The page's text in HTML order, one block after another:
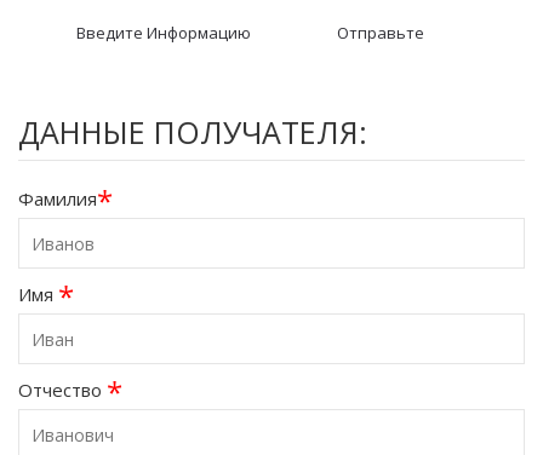
Введите Информацию Отправьте
ДАННЫЕ ПОЛУЧАТЕЛЯ:
Фамилия*
Имя *
Отчество *